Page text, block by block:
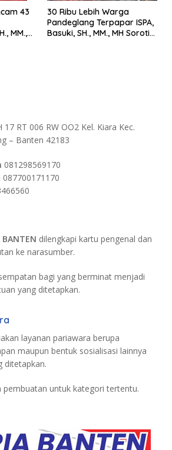
43
MM.,
30 Ribu Lebih Warga
Pandeglang Terpapar ISPA,
Basuki, SH., MM., MH Soroti
RT 006 RW OO2 Kel. Kiara Kec.
– Banten 42183
081298569170
087700171170
BANTEN dilengkapi kartu pengenal dan
ke narasumber.
bagi yang berminat menjadi
yang ditetapkan.
layanan pariawara berupa
maupun bentuk sosialisasi lainnya
ditetapkan.
pembuatan untuk kategori tertentu.